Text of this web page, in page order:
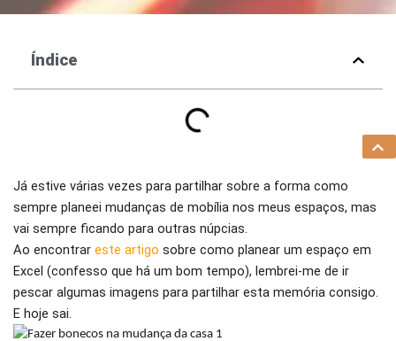
Índice
Já estive várias vezes para partilhar sobre a forma como
sempre planeei mudanças de mobília nos meus espaços, mas
vai sempre ficando para outras núpcias.
Ao encontrar este artigo sobre como planear um espaço em
Excel (confesso que há um bom tempo), lembrei-me de ir
pescar algumas imagens para partilhar esta memória consigo.
E hoje sai.